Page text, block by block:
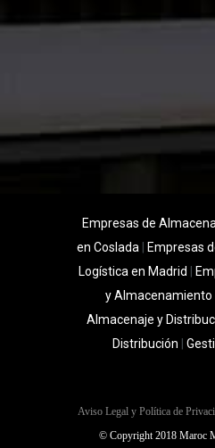
Empresas de
en Coslada
Empresas
Logística en Madrid
y Almacenamiento
Almacenaje y
Distribución
Aviso Legal y Política de
© Copyright 2018 Maroc